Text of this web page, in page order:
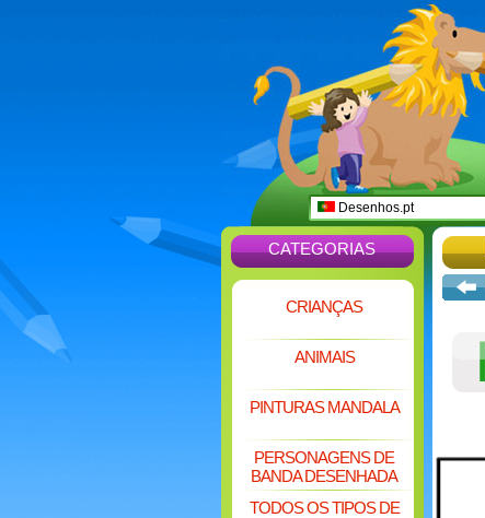
Desenhos.pt
CATEGORIAS
CRIANÇAS
ANIMAIS
PINTURAS MANDALA
PERSONAGENS DE
BANDA DESENHADA
TODOS OS TIPOS DE